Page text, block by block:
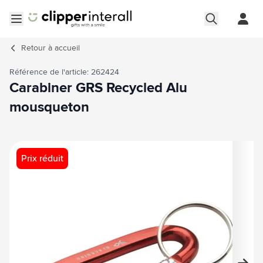
Retour à accueil
Prix réduit
Image principale
Cliquez pour voir l'image en plein écran
Référence de l'article: 262424
Carabiner GRS Recycled Alu
mousqueton